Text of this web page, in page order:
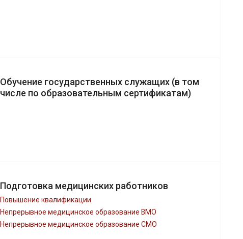
Обучение государственных служащих (в том
числе по образовательным сертификатам)
Подготовка медицинских работников
Повышение квалификации
Непрерывное медицинское образование ВМО
Непрерывное медицинское образование СМО